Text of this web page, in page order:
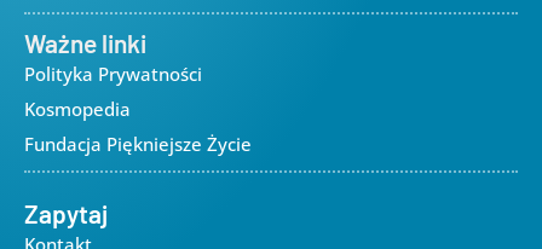
Ważne linki
Polityka Prywatności
Kosmopedia
Fundacja Piękniejsze Życie
Zapytaj